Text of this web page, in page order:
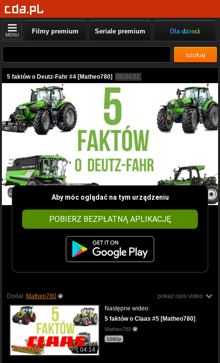
MENU Filmy premium Seriale premium Dla dzieci
szukaj
5 faktów o Deutz-Fahr #4 [Matheo780] 00:04:01
Aby móc oglądać na tym urządzeniu
POBIERZ BEZPŁATNĄ APLIKACJĘ
pokaż opis video
Dodał: Matheo780
04:14
Następne wideo:
5 faktów o Claas #5 [Matheo780]
Matheo780
1080p